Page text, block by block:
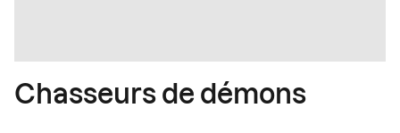
Chasseurs de démons